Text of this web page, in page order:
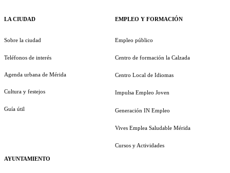
LA CIUDAD
Sobre la ciudad
Teléfonos de interés
Agenda urbana de Mérida
Cultura y festejos
Guía útil
AYUNTAMIENTO
EMPLEO Y FORMACIÓN
Empleo público
Centro de formación la Calzada
Centro Local de Idiomas
Impulsa Empleo Joven
Generación IN Empleo
Vives Emplea Saludable Mérida
Cursos y Actividades